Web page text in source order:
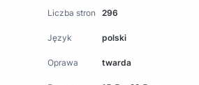
Liczba stron 296
Język polski
Oprawa twarda